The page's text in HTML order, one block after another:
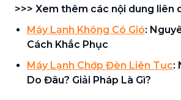
>>> Xem thêm các nội dung liên
Máy Lạnh Không Có Gió:
Cách Khắc Phục
Máy Lạnh Chớp Đèn Liên Tục:
Do Đâu? Giải Pháp Là Gì?